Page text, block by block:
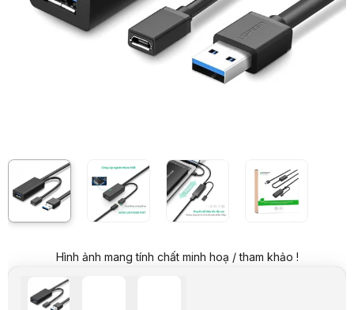
Trả góp qua thẻ VISA (12 tháng):31.584 VND / tháng
Giá đã bao gồm VAT
Mã sản phẩm:CABL0645
Output: USB 3.0 Female
Cổng Micro USB cấp nguồn phụ 5V.
Tương thích: USB 3.0, 2.0, 1.1
Tốc độ truyền tải dữ liệu: 5Gbps (max)
Chất liệu: Lõi đồng, bọc nhựa, chân tiếp xúc mạ vàng 24K
Input: USB 3.0 Male Output: USB 3.0 Female
Màu sắc
Hình ảnh mang tính chất minh hoạ / tham khảo !